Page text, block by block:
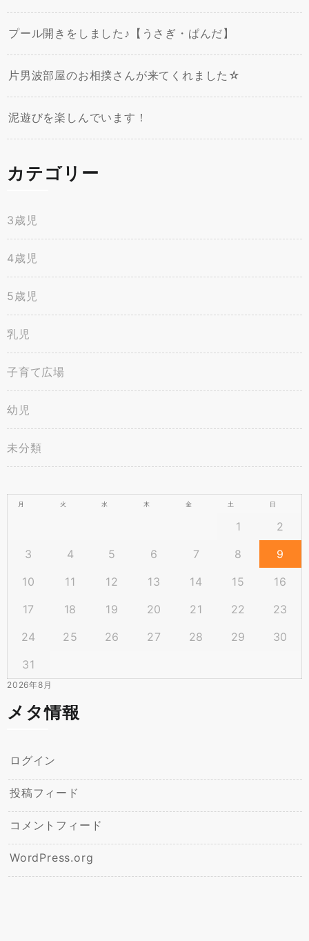
プール開きをしました♪【うさぎ・ぱんだ】
片男波部屋のお相撲さんが来てくれました☆
泥遊びを楽しんでいます！
カテゴリー
3歳児
4歳児
5歳児
乳児
子育て広場
幼児
未分類
2026年8月
月 火 水 木 金 土 日
1
2
3
4 5 6 7 8
9
10
11 12 13 14 15
16
17
18 19 20 21 22
23
24
25 26 27 28 29
30
31
メタ情報
ログイン
投稿フィード
コメントフィード
WordPress.org